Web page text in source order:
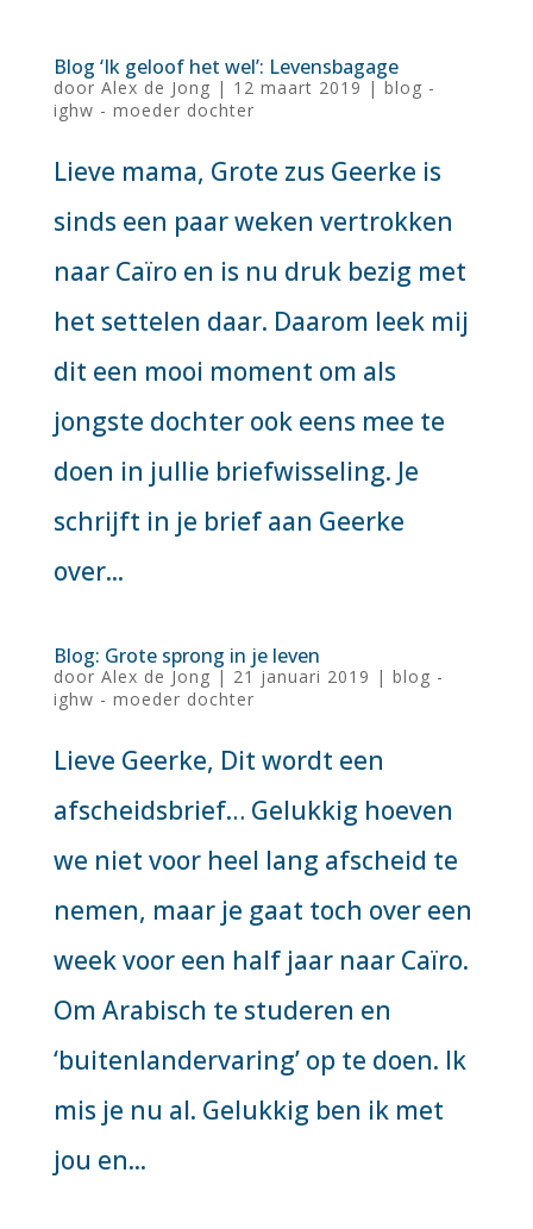
Blog ‘Ik geloof het wel’: Levensbagage
door Alex de Jong | 12 maart 2019 | blog -
ighw - moeder dochter
Lieve mama, Grote zus Geerke is
sinds een paar weken vertrokken
naar Caïro en is nu druk bezig met
het settelen daar. Daarom leek mij
dit een mooi moment om als
jongste dochter ook eens mee te
doen in jullie briefwisseling. Je
schrijft in je brief aan Geerke
over...
Blog: Grote sprong in je leven
door Alex de Jong | 21 januari 2019 | blog -
ighw - moeder dochter
Lieve Geerke, Dit wordt een
afscheidsbrief… Gelukkig hoeven
we niet voor heel lang afscheid te
nemen, maar je gaat toch over een
week voor een half jaar naar Caïro.
Om Arabisch te studeren en
‘buitenlandervaring’ op te doen. Ik
mis je nu al. Gelukkig ben ik met
jou en...